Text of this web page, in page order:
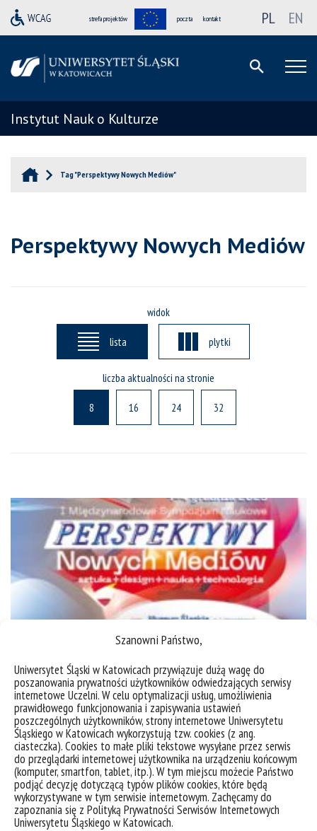
Szanowni Państwo,
Uniwersytet Śląski w Katowicach przywiązuje dużą wagę do
poszanowania prywatności użytkowników odwiedzających serwisy
internetowe Uczelni. W celu optymalizacji usług, umożliwienia
prawidłowego funkcjonowania i zapisywania ustawień
poszczególnych użytkowników, strony internetowe Uniwersytetu
Śląskiego w Katowicach wykorzystują tzw. cookies (z ang.
ciasteczka). Cookies to małe pliki tekstowe wysyłane przez serwis
do przeglądarki internetowej użytkownika na urządzeniu końcowym
(komputer, smartfon, tablet, itp.). W tym miejscu możecie Państwo
podjąć decyzję dotyczącą typów plików cookies, które będą
wykorzystywane w tym serwisie internetowym. Zachęcamy do
zapoznania się z Polityką Prywatności Serwisów Internetowych
Uniwersytetu Śląskiego w Katowicach.
strefa projektów poczta kontakt PL EN
Instytut Nauk o Kulturze
Tag "Perspektywy Nowych Mediów"
Perspektywy Nowych Mediów
widok
lista plytki
liczba aktualności na stronie
8 16 24 32
I Międzynarodowe Sympozjum Naukowe: „Perspektywy
Nowych Mediów: sztuka – design – nauka – technologia”
kategorie:wiadomości
tagi :perspektywy nowych mediów